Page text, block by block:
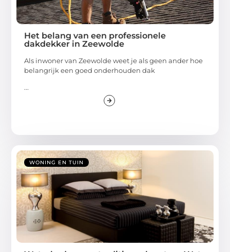
Het belang van een professionele
dakdekker in Zeewolde
Als inwoner van Zeewolde weet je als geen ander hoe
belangrijk een goed onderhouden dak
...
WONING EN TUIN